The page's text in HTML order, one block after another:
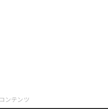
ンテンツ